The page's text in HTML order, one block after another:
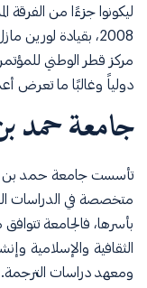
2008، بقيادة
مركز قطر الوطني
دولياً وغالبًا ما تعرض
جامعة حمد
متخصصة في الدراسات
بأسرها، فالجامعة
الثقافية والإسلامية
ومعهد دراسات الترجمة.